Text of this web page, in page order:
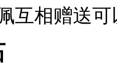
互相赠送